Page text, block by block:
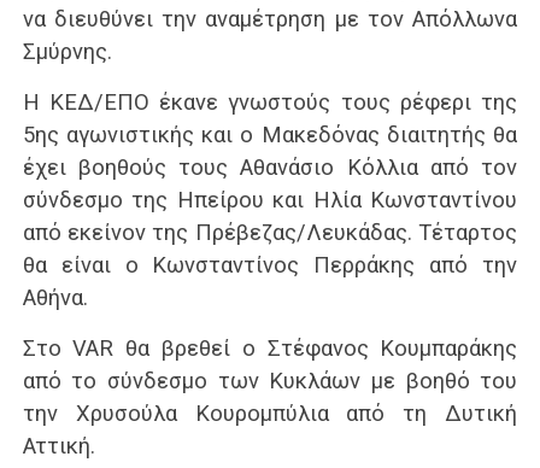
να διευθύνει την αναμέτρηση με τον Απόλλωνα
Σμύρνης.
Η ΚΕΔ/ΕΠΟ έκανε γνωστούς τους ρέφερι της
5ης αγωνιστικής και ο Μακεδόνας διαιτητής θα
έχει βοηθούς τους Αθανάσιο Κόλλια από τον
σύνδεσμο της Ηπείρου και Ηλία Κωνσταντίνου
από εκείνον της Πρέβεζας/Λευκάδας. Τέταρτος
θα είναι ο Κωνσταντίνος Περράκης από την
Αθήνα.
Στο VAR θα βρεθεί ο Στέφανος Κουμπαράκης
από το σύνδεσμο των Κυκλάων με βοηθό του
την Χρυσούλα Κουρομπύλια από τη Δυτική
Αττική.